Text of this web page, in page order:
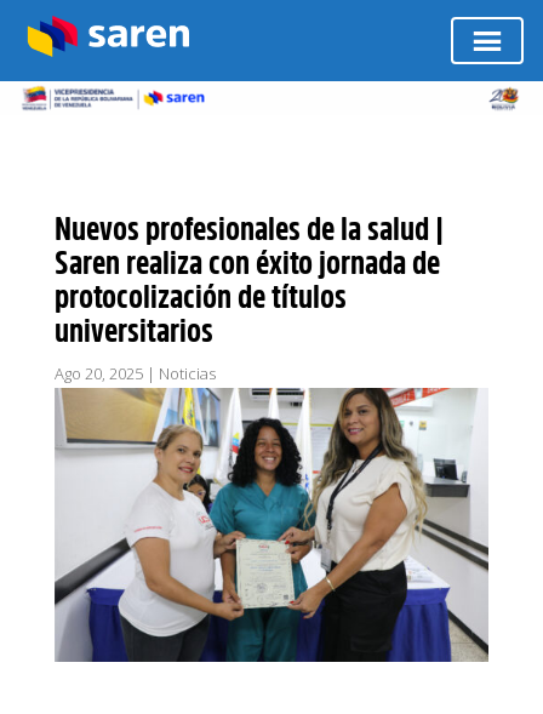
Nuevos profesionales de la salud |
Saren realiza con éxito jornada de
protocolización de títulos
universitarios
Ago 20, 2025| Noticias